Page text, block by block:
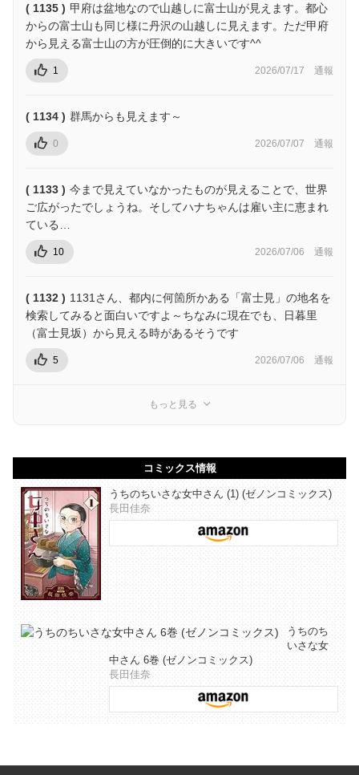
( 1135 ) 甲府は盆地なので山越しに富士山が見えます。都心
からの富士山も同じ様に丹沢の山越しに見えます。ただ甲府
から見える富士山の方が圧倒的に大きいです^^
1 2026/07/17 通報
( 1134 ) 群馬からも見えます～
0 2026/07/07 通報
( 1133 ) 今まで見えていなかったものが見えることで、世界
ご広がったでしょうね。そしてハナちゃんは雇い主に恵まれ
ている…
10 2026/07/06 通報
( 1132 ) 1131さん、都内に何箇所かある「富士見」の地名を
検索してみると面白いですよ～ちなみに現在でも、日暮里
（富士見坂）から見える時があるそうです
5 2026/07/06 通報
もっと見る
コミックス情報
うちのちいさな女中さん (1) (ゼノンコミックス)
長田佳奈
うちのち
いさな女
中さん 6巻 (ゼノンコミックス)
長田佳奈